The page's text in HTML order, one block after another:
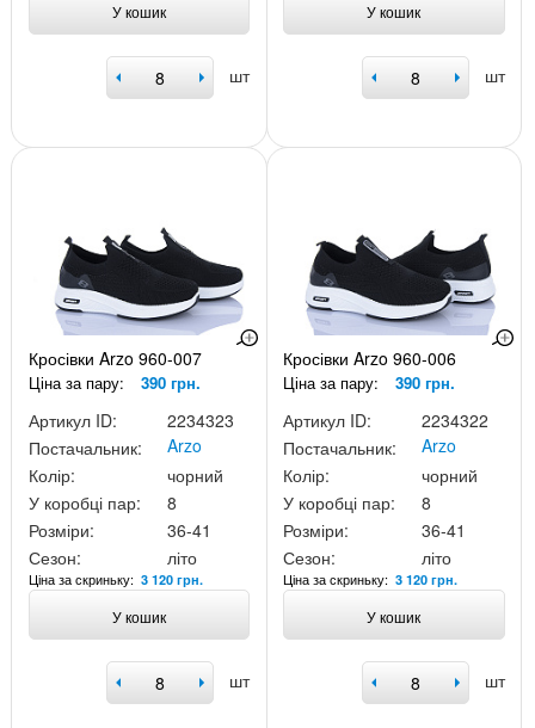
У кошик
шт
У кошик
шт
Кросівки Arzo 960-007
Ціна за пару: 390 грн.
Артикул ID:
2234323
Постачальник:
Arzo
Колір:
чорний
У коробці пар:
8
Розміри:
36-41
Сезон:
літо
Ціна за скриньку: 3 120 грн.
У кошик
шт
Кросівки Arzo 960-006
Ціна за пару: 390 грн.
Артикул ID:
2234322
Постачальник:
Arzo
Колір:
чорний
У коробці пар:
8
Розміри:
36-41
Сезон:
літо
Ціна за скриньку:3 120 грн.
У кошик
шт